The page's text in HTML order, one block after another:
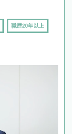
職歴20年以上